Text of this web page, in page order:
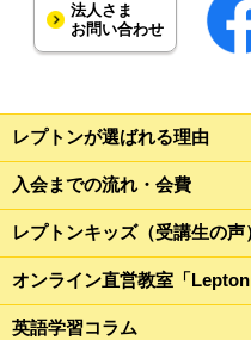
法人さま
お問い合わせ
レプトンが選ばれる理由
入会までの流れ・会費
レプトンキッズ（受講生の声
オンライン直営教室「Lepton
英語学習コラム